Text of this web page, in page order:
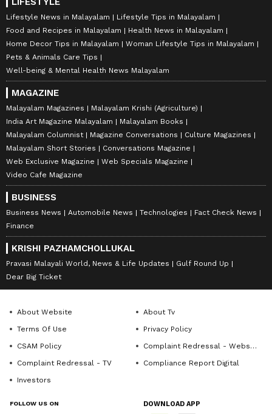
Lifestyle News in Malayalam
Lifestyle Tips in Malayalam
Food and Recipes in Malayalam
Health News in Malayalam
Home Decor Tips in Malayalam
Woman Lifestyle Tips in Malayalam
Pets & Animals Care Tips
Well-being & Mental Health News Malayalam
MAGAZINE
Malayalam Magazines
Malayalam Krishi (Agriculture)
India Art Magazine Malayalam
Malayalam Books
Malayalam Columnist
Magazine Conversations
Culture Magazines
Malayalam Short Stories
Conversations Magazine
Web Exclusive Magazine
Web Specials Magazine
Video Cafe Magazine
BUSINESS
Business News Automobile News Technologies
Fact Check News
Finance
KRISHI PAZHAMCHOLLUKAL
Pravasi Malayali World, News & Life Updates
Gulf Round Up
Dear Big Ticket
About Website
About Tv
Terms Of Use
Privacy Policy
CSAM Policy
Complaint Redressal - Website
Complaint Redressal - TV
Compliance Report Digital
Investors
FOLLOW US ON DOWNLOAD APP